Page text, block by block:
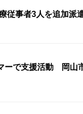
従事者3人を追加派
ーで支援活動 岡山